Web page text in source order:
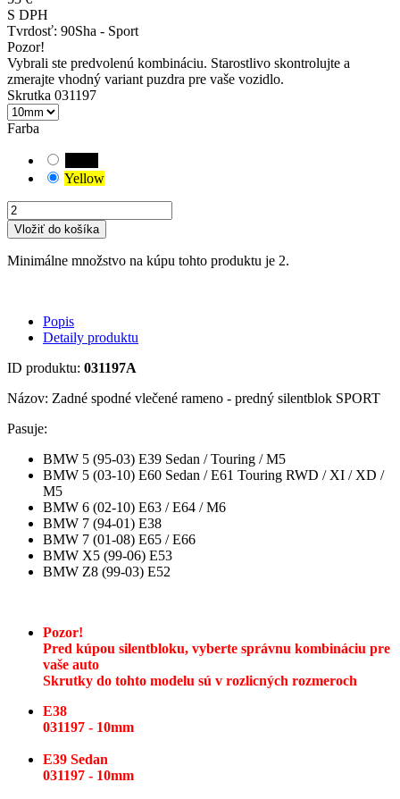
S DPH
Tvrdosť: 90Sha - Sport
Pozor!
Vybrali ste predvolenú kombináciu. Starostlivo skontrolujte a
zmerajte vhodný variant puzdra pre vaše vozidlo.
Skrutka 031197
Farba
Yellow
Vložiť do košíka
Minimálne množstvo na kúpu tohto produktu je 2.
Popis
Detaily produktu
ID produktu: 031197A
Názov: Zadné spodné vlečené rameno - predný silentblok SPORT
Pasuje:
BMW 5 (95-03) E39 Sedan / Touring / M5
BMW 5 (03-10) E60 Sedan / E61 Touring RWD / XI / XD /
M5
BMW 6 (02-10) E63 / E64 / M6
BMW 7 (94-01) E38
BMW 7 (01-08) E65 / E66
BMW X5 (99-06) E53
BMW Z8 (99-03) E52
Pozor!
Pred kúpou silentbloku, vyberte správnu kombináciu pre
vaše auto
Skrutky do tohto modelu sú v rozlicných rozmeroch
E38
031197 - 10mm
E39 Sedan
031197 - 10mm